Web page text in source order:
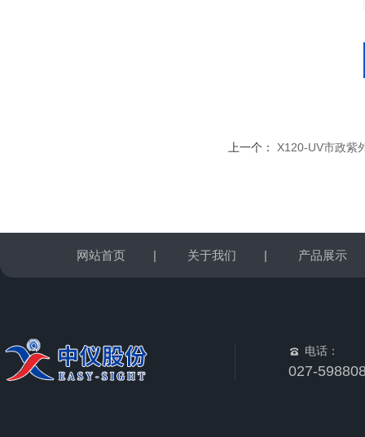
上一个： X120-UV市政紫
网站首页 | 关于我们 | 产品展示
电话：
027-